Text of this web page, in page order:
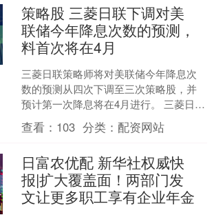
策略股 三菱日联下调对美
联储今年降息次数的预测，
料首次将在4月
三菱日联策略师将对美联储今年降息次
数的预测从四次下调至三次策略股，并
预计第一次降息将在4月进行。 三菱日联
George Goncalves、Agron Nica....
查看： 103 分类：配资网站
日富农优配 新华社权威快
报|扩大覆盖面！两部门发
文让更多职工享有企业年金